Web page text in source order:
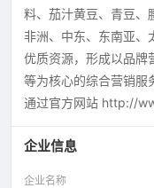
料、茄汁黄豆、青豆、
非洲、中东、东南亚、
优质资源，形成以品牌
等为核心的综合营销服
通过官方网站 http://
企业信息
企业名称